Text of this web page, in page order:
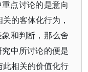
点讨论的是意向
的客体化行为，
和判断，那么舍
中所讨论的便是
相关的价值化行